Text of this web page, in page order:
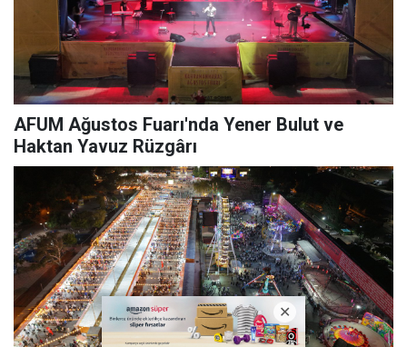
AFUM Ağustos Fuarı'nda Yener Bulut ve
Haktan Yavuz Rüzgârı